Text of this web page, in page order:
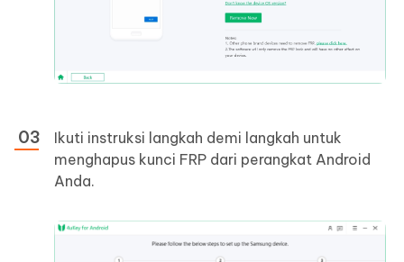
Ikuti instruksi langkah demi langkah untuk
menghapus kunci FRP dari perangkat Android
Anda.